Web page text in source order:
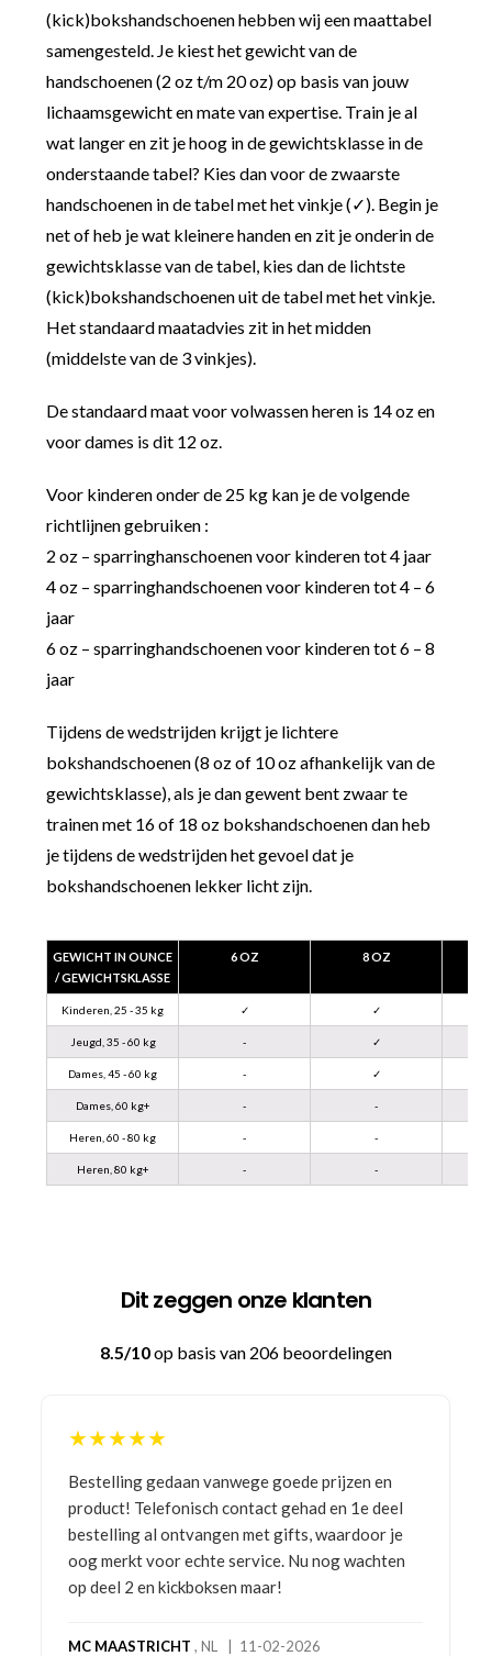
(kick)bokshandschoenen hebben wij een maattabel
samengesteld. Je kiest het gewicht van de
handschoenen (2 oz t/m 20 oz) op basis van jouw
lichaamsgewicht en mate van expertise. Train je al
wat langer en zit je hoog in de gewichtsklasse in de
onderstaande tabel? Kies dan voor de zwaarste
handschoenen in de tabel met het vinkje (✓). Begin je
net of heb je wat kleinere handen en zit je onderin de
gewichtsklasse van de tabel, kies dan de lichtste
(kick)bokshandschoenen uit de tabel met het vinkje.
Het standaard maatadvies zit in het midden
(middelste van de 3 vinkjes).
De standaard maat voor volwassen heren is 14 oz en
voor dames is dit 12 oz.
Voor kinderen onder de 25 kg kan je de volgende
richtlijnen gebruiken :
2 oz – sparringhanschoenen voor kinderen tot 4 jaar
4 oz – sparringhandschoenen voor kinderen tot 4 – 6
jaar
6 oz – sparringhandschoenen voor kinderen tot 6 – 8
jaar
Tijdens de wedstrijden krijgt je lichtere
bokshandschoenen (8 oz of 10 oz afhankelijk van de
gewichtsklasse), als je dan gewent bent zwaar te
trainen met 16 of 18 oz bokshandschoenen dan heb
je tijdens de wedstrijden het gevoel dat je
bokshandschoenen lekker licht zijn.
GEWICHT IN OUNCE
/ GEWICHTSKLASSE
6 OZ 8 OZ
Kinderen, 25 - 35 kg ✓ ✓
Jeugd, 35 - 60 kg - ✓
Dames, 45 - 60 kg - ✓
Dames, 60 kg+ - -
Heren, 60 - 80 kg - -
Heren, 80 kg+ - -
Dit zeggen onze klanten
8.5/10op basis van 206 beoordelingen
★★★★★
Bestelling gedaan vanwege goede prijzen en
product! Telefonisch contact gehad en 1e deel
bestelling al ontvangen met gifts, waardoor je
oog merkt voor echte service. Nu nog wachten
op deel 2 en kickboksen maar!
MC MAASTRICHT , NL | 11-02-2026